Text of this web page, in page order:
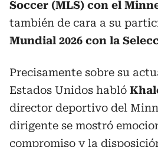
Soccer (MLS) con el
también de cara a su
Mundial 2026 con la
Precisamente sobre su
Estados Unidos habló
director deportivo del
dirigente se mostró
compromiso y la